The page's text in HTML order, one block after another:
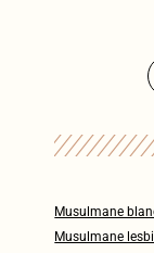
Musulmane
Musulmane